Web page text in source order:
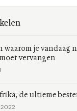
waarom je vandaag
vervangen
de ultieme